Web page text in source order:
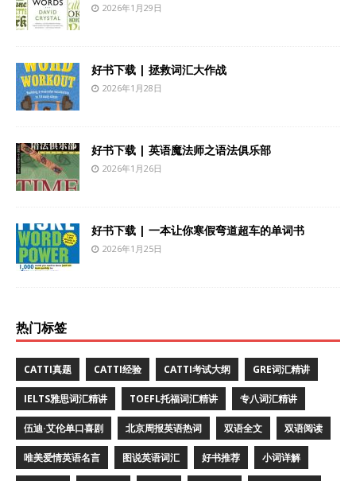
2026年1月29日
好书下载 | 拯救词汇大作战
2026年1月28日
好书下载 | 英语魔法师之语法俱乐部
2026年1月26日
好书下载 | 一本让你寒假弯道超车的单词书
2026年1月25日
热门标签
CATTI真题 CATTI经验 CATTI考试大纲 GRE词汇精讲
IELTS雅思词汇精讲 TOEFL托福词汇精讲 专八词汇精讲
伍迪·艾伦单口喜剧 北京周报英语热词 双语全文 双语阅读
唯美爱情英语名言 图说英语词汇 好书推荐 小词详解